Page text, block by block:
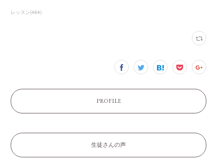
レッスン(464)
PROFILE
生徒さんの声